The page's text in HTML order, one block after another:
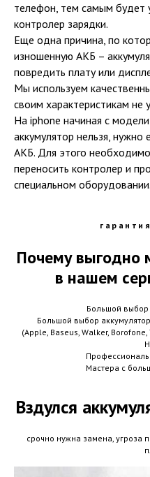
телефон, тем самым будет
контролер зарядки.
Еще одна причина, по
изношенную АКБ –
повредить плату или
Мы используем
своим характеристикам не
На iphone начиная с
аккумулятор нельзя,
АКБ. Для этого
переносить контролер и
специальном оборудовании.
Почему выгодно
в нашем
Большой выбор
Большой выбор
(Apple, Baseus, Walker, Borofone,
Мастера с
Вздулся
срочно нужна замена, угроза